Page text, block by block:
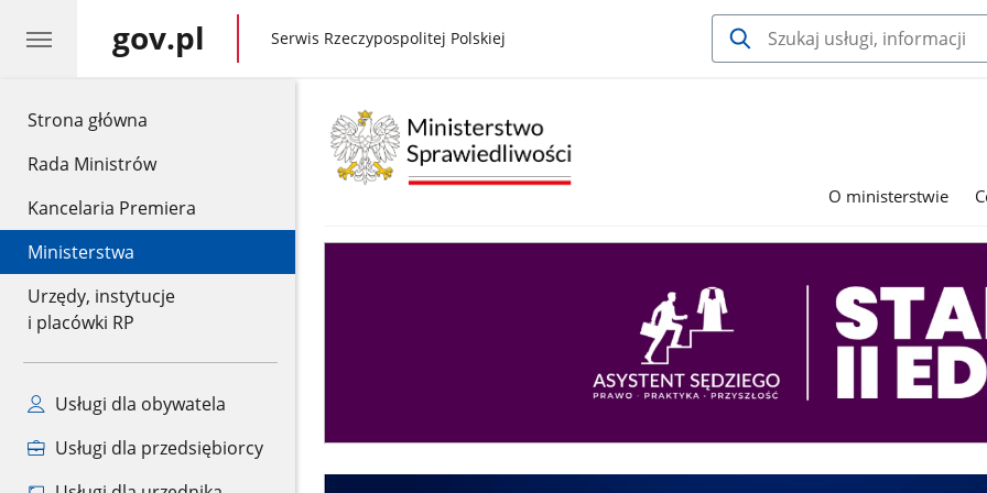
Strona główna
Rada Ministrów
Kancelaria Premiera
Ministerstwa
Urzędy, instytucje
i placówki RP
Usługi dla obywatela
Usługi dla przedsiębiorcy
gov.pl gov.pl
Serwis Rzeczypospolitej Polskiej
O ministerstwie